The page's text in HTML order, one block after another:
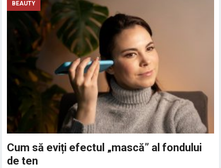
BEAUTY
Cum să eviți efectul „mască” al fondului
de ten